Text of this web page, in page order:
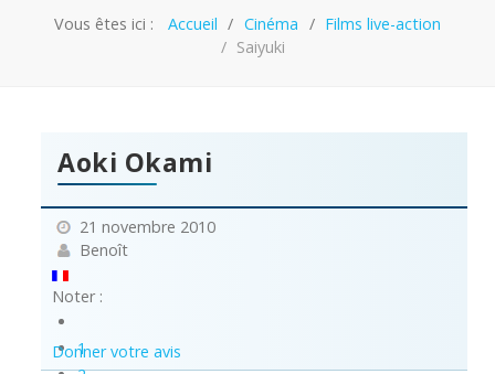
Vous êtes ici : Accueil Cinéma
Films live-action
Saiyuki
Aoki Okami
21 novembre 2010
Benoît
Noter :
1
Donner votre avis